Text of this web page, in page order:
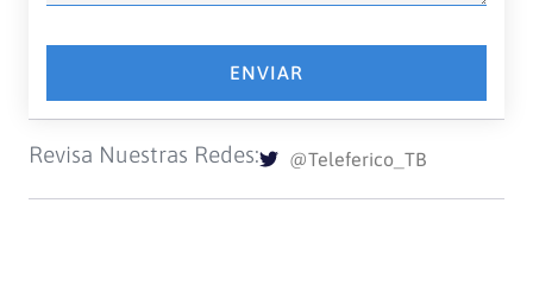
ENVIAR
Revisa Nuestras Redes: @Teleferico_TB